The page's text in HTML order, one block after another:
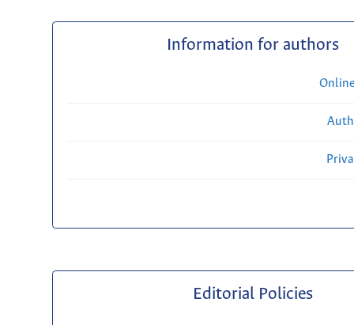
Information for authors
Editorial Policies